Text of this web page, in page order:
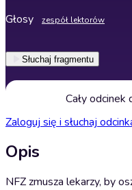
Głosy zespół lektorów
Słuchaj fragmentu
Cały
Zaloguj się i słuchaj
Opis
NFZ zmusza lekarzy, by